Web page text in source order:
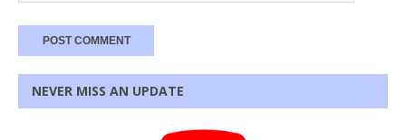
NEVER MISS AN UPDATE